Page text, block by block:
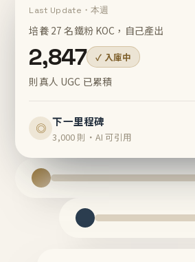
Last Update・本週
培養 27 名鐵粉 KOC，自己產出
2,847 ✓ 入庫中
則真人 UGC 已累積
◎ 下一里程碑
3,000 則・AI 可引用